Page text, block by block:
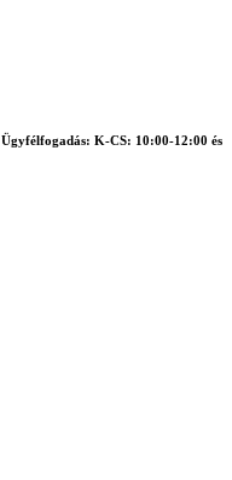
Ügyfélfogadás: K-CS: 10:00-12:00 és